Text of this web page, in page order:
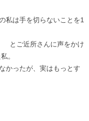
私は手を切らないことを1
とご近所さんに声をかけ
。
かったが、実はもっとす